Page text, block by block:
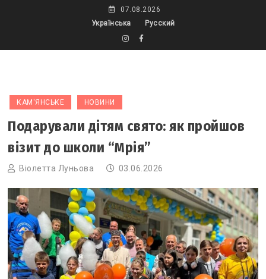
07.08.2026
Українська
Русский
КАМ'ЯНСЬКЕ НОВИНИ
Подарували дітям свято: як пройшов
візит до школи “Мрія”
Віолетта Луньова 03.06.2026